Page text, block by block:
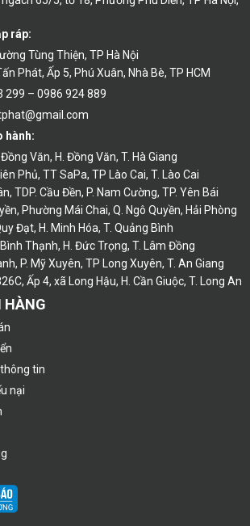
ráp:
Tùng Thiện, TP Hà Nội
Phát, Ấp 5, Phú Xuân, Nhà Bè, TP HCM
299 – 0986 924 889
hành:
Văn, H. Đồng Văn, T. Hà Giang
Phủ, TT SaPa, TP Lào Cai, T. Lào Cai
TDP. Cầu Đền, P. Nam Cường, TP. Yên Bái
Phường Mái Chai, Q. Ngô Quyền, Hải Phòng
Đạt, H. Minh Hóa, T. Quảng Bình
Thạnh, H. Đức Trọng, T. Lâm Đồng
P. Mỹ Xuyên, TP Long Xuyên, T. An Giang
Ấp 4, xã Long Hậu, H. Cần Giuộc, T. Long An
HÀNG
tin
nại